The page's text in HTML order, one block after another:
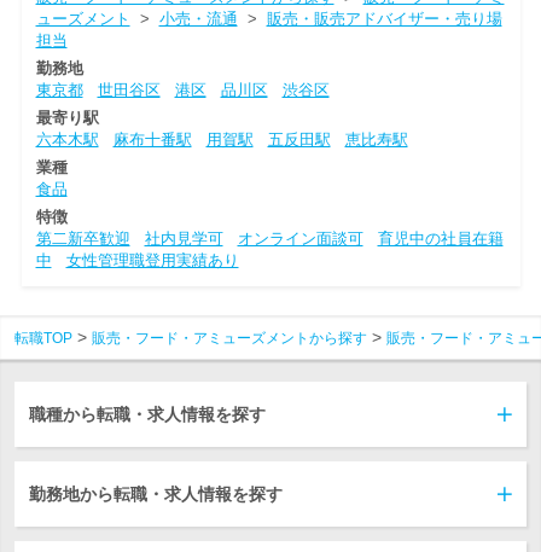
ューズメント
> 小売・流通 > 販売・販売アドバイザー・売り場
担当
勤務地
東京都
世田谷区 港区 品川区
渋谷区
最寄り駅
六本木駅
麻布十番駅 用賀駅 五反田駅
恵比寿駅
業種
食品
特徴
第二新卒歓迎
社内見学可 オンライン面談可
育児中の社員在籍
中
女性管理職登用実績あり
転職TOP 販売・フード・アミューズメントから探す 販売・フード・アミュ
職種から転職・求人情報を探す
勤務地から転職・求人情報を探す